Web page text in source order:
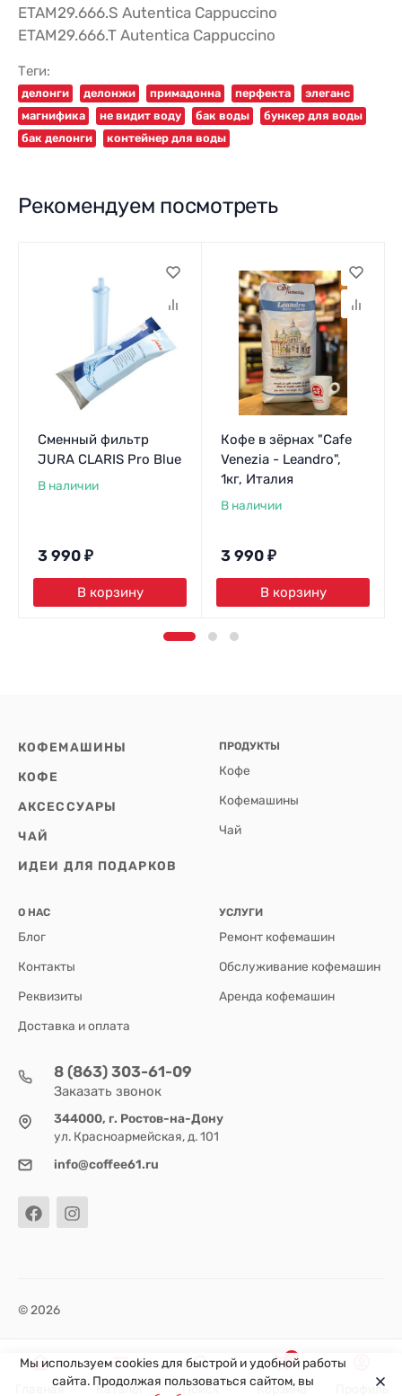
ETAM29.666.S Autentica Cappuccino
ETAM29.666.T Autentica Cappuccino
Теги:
делонги делонжи примадонна перфекта
элеганс
магнифика
не видит воду бак воды
бункер для воды
бак делонги
контейнер для воды
Рекомендуем посмотреть
Сменный фильтр
JURA CLARIS Pro Blue
В наличии
3 990 ₽
В корзину
Кофе в зёрнах "Cafe
Venezia - Leandro",
1кг, Италия
В наличии
3 990 ₽
В корзину
КОФЕМАШИНЫ
КОФЕ
АКСЕССУАРЫ
ЧАЙ
ИДЕИ ДЛЯ ПОДАРКОВ
ПРОДУКТЫ
Кофе
Кофемашины
Чай
О НАС
Блог
Контакты
Реквизиты
Доставка и оплата
УСЛУГИ
Ремонт кофемашин
Обслуживание кофемашин
Аренда кофемашин
8 (863) 303-61-09
Заказать звонок
344000, г. Ростов-на-Дону
ул. Красноармейская, д. 101
info@coffee61.ru
© 2026
Мы используем cookies для быстрой и удобной работы
сайта. Продолжая пользоваться сайтом, вы
Главная Каталог Поиск
0
Корзина Профиль